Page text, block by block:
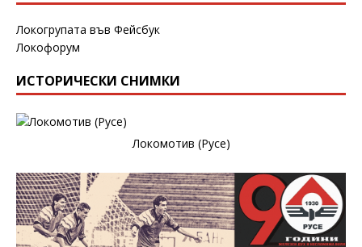
Локогрупата във Фейсбук
Локофорум
ИСТОРИЧЕСКИ СНИМКИ
Локомотив (Русе)